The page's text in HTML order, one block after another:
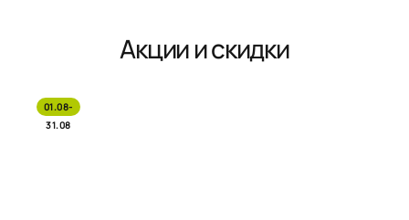
Акции и скидки
01.08-
31.08